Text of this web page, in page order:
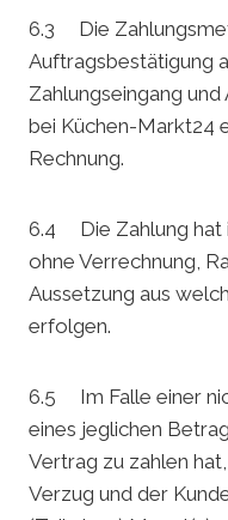
6.3 Die
Auftragsbestätigung
Zahlungseingang
bei Küchen-Markt24
Rechnung.
6.4 Die Zahlung hat
ohne Verrechnung,
Aussetzung aus
erfolgen.
6.5 Im Falle einer
eines jeglichen
Vertrag zu zahlen
Verzug und der